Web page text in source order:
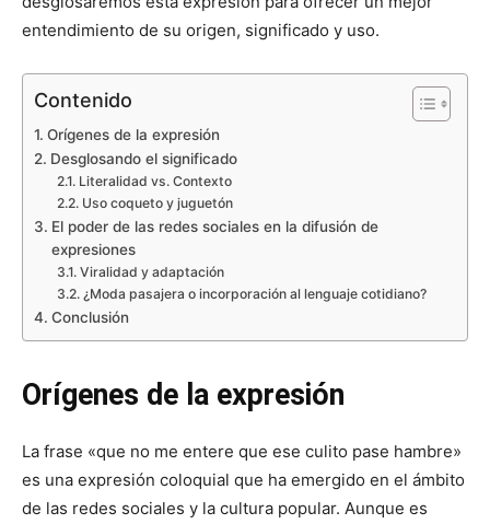
entendimiento de su origen, significado y uso.
Contenido
Orígenes de la expresión
Desglosando el significado
Literalidad vs. Contexto
Uso coqueto y juguetón
El poder de las redes sociales en la difusión de
expresiones
Viralidad y adaptación
¿Moda pasajera o incorporación al lenguaje cotidiano?
Conclusión
Orígenes de la expresión
La frase «que no me entere que ese culito pase hambre»
es una expresión coloquial que ha emergido en el ámbito
de las redes sociales y la cultura popular. Aunque es